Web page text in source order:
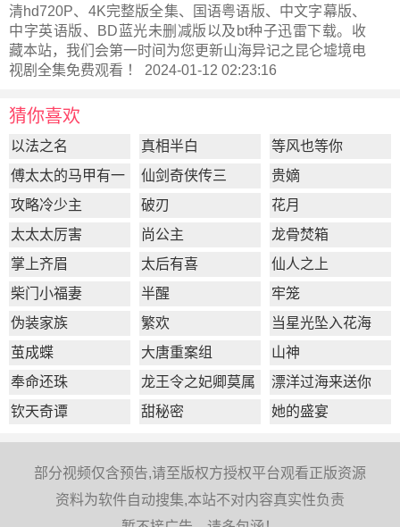
清hd720P、4K完整版全集、国语粤语版、中文字幕版、
中字英语版、BD蓝光未删减版以及bt种子迅雷下载。收
藏本站，我们会第一时间为您更新山海异记之昆仑墟境电
视剧全集免费观看 ！ 2024-01-12 02:23:16
猜你喜欢
以法之名 真相半白
等风也等你
傅太太的马甲有一
点多
仙剑奇侠传三
贵嫡
攻略冷少主
破刃
花月
太太太厉害
尚公主
龙骨焚箱
掌上齐眉
太后有喜
仙人之上
柴门小福妻
半醒
牢笼
伪装家族
繁欢
当星光坠入花海
茧成蝶
大唐重案组
山神
奉命还珠
龙王令之妃卿莫属
漂洋过海来送你
钦天奇谭
甜秘密 她的盛宴
部分视频仅含预告,请至版权方授权平台观看正版资源
资料为软件自动搜集,本站不对内容真实性负责